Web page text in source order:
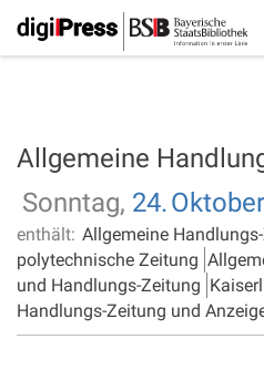
Allgemeine
Sonntag, 24.Oktober
enthält: Allgemeine
polytechnische Zeitung
und Handlungs-Zeitung
Handlungs-Zeitung und